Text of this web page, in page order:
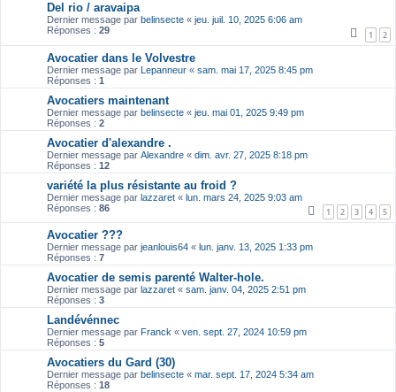
Del rio / aravaipa
Dernier message par belinsecte « jeu. juil. 10, 2025 6:06 am
Réponses : 29 1 2
Avocatier dans le Volvestre
Dernier message par Lepanneur « sam. mai 17, 2025 8:45 pm
Réponses : 1
Avocatiers maintenant
Dernier message par belinsecte « jeu. mai 01, 2025 9:49 pm
Réponses : 2
Avocatier d'alexandre .
Dernier message par Alexandre « dim. avr. 27, 2025 8:18 pm
Réponses : 12
variété la plus résistante au froid ?
Dernier message par lazzaret « lun. mars 24, 2025 9:03 am
Réponses : 86 1 2 3 4 5
Avocatier ???
Dernier message par jeanlouis64 « lun. janv. 13, 2025 1:33 pm
Réponses : 7
Avocatier de semis parenté Walter-hole.
Dernier message par lazzaret « sam. janv. 04, 2025 2:51 pm
Réponses : 3
Landévénnec
Dernier message par Franck « ven. sept. 27, 2024 10:59 pm
Réponses : 5
Avocatiers du Gard (30)
Dernier message par belinsecte « mar. sept. 17, 2024 5:34 am
Réponses : 18